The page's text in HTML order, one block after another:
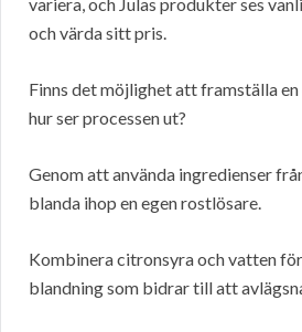
och värda sitt pris.
Finns det möjlighet att framställa
hur ser processen ut?
Genom att använda ingredienser
blanda ihop en egen rostlösare.
Kombinera citronsyra och vatten
blandning som bidrar till att